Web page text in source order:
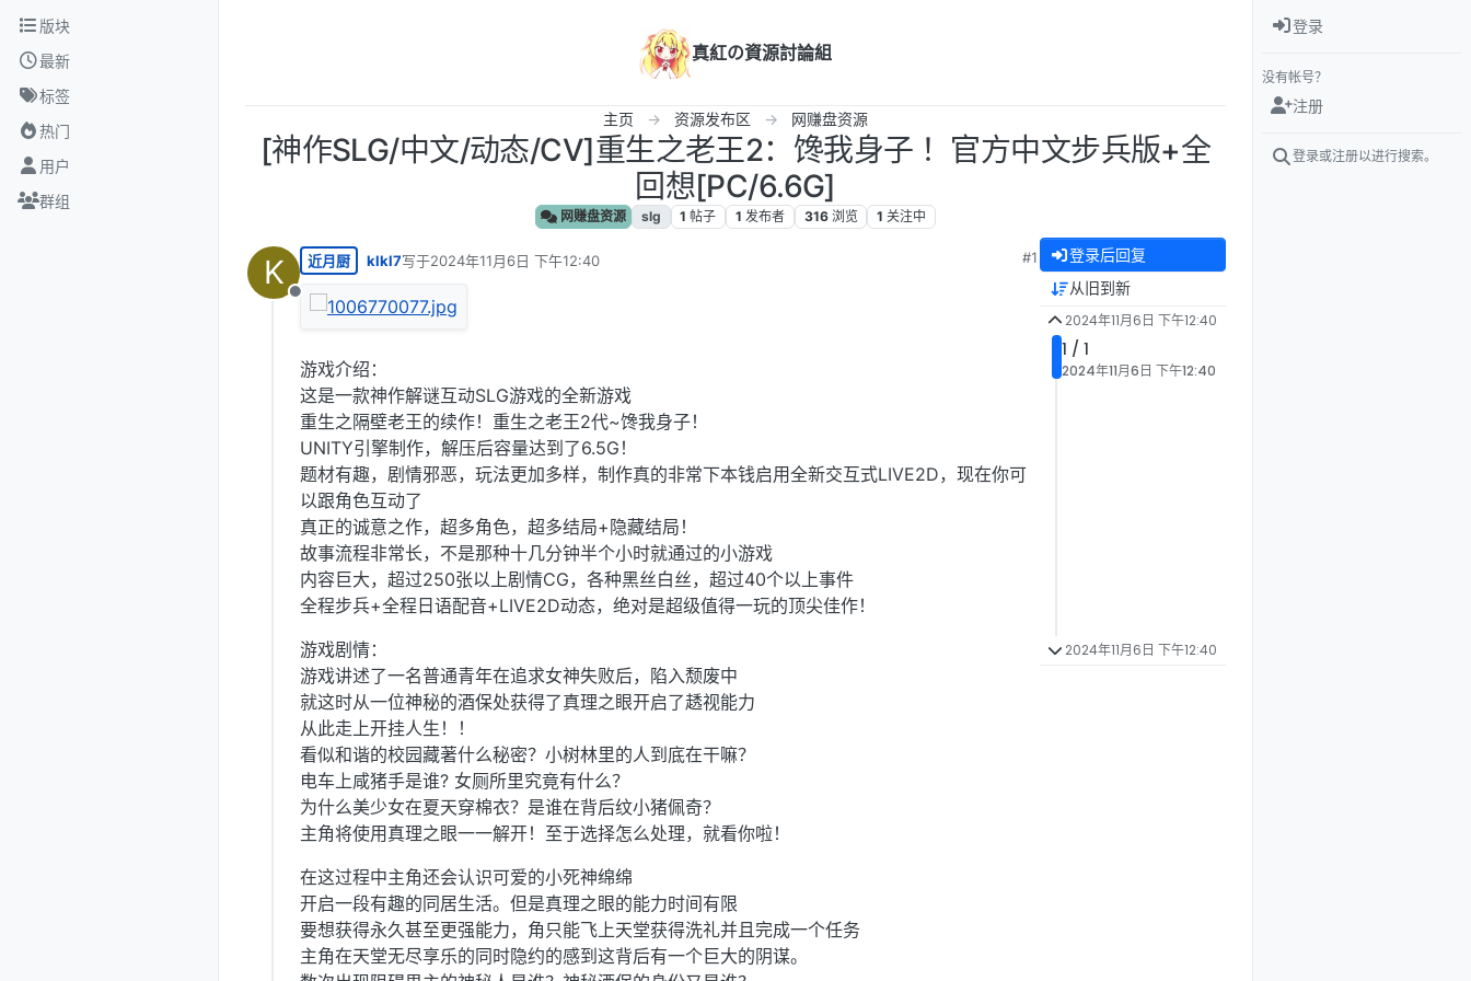
跳转至内容
版块
最新
标签
热门
用户
群组
真紅の資源討論組
主页 资源发布区 网赚盘资源
[神作SLG/中文/动态/CV]重生之老王2：馋我身子 ！官方中文步兵版+全
回想[PC/6.6G]
网赚盘资源 slg 1 帖子 1 发布者 316 浏览 1 关注中
K
离线
近月厨 klkl7写于2024年11月6日 下午12:40
最后由 编辑
#1
游戏介绍：
这是一款神作解谜互动SLG游戏的全新游戏
重生之隔壁老王的续作！重生之老王2代~馋我身子！
UNITY引擎制作，解压后容量达到了6.5G！
题材有趣，剧情邪恶，玩法更加多样，制作真的非常下本钱启用全新交互式LIVE2D，现在你可
以跟角色互动了
真正的诚意之作，超多角色，超多结局+隐藏结局！
故事流程非常长，不是那种十几分钟半个小时就通过的小游戏
内容巨大，超过250张以上剧情CG，各种黑丝白丝，超过40个以上事件
全程步兵+全程日语配音+LIVE2D动态，绝对是超级值得一玩的顶尖佳作！
游戏剧情：
游戏讲述了一名普通青年在追求女神失败后，陷入颓废中
就这时从一位神秘的酒保处获得了真理之眼开启了䞬视能力
从此走上开挂人生！！
看似和谐的校园藏著什么秘密？小树林里的人到底在干嘛？
电车上咸猪手是谁? 女厕所里究竟有什么？
为什么美少女在夏天穿棉衣？是谁在背后纹小猪佩奇？
主角将使用真理之眼一一解开！至于选择怎么处理，就看你啦！
在这过程中主角还会认识可爱的小死神绵绵
开启一段有趣的同居生活。但是真理之眼的能力时间有限
要想获得永久甚至更强能力，角只能飞上天堂获得洗礼并且完成一个任务
主角在天堂无尽享乐的同时隐约的感到这背后有一个巨大的阴谋。
登录后回复
从旧到新
2024年11月6日 下午12:40
1 / 1
2024年11月6日 下午12:40
2024年11月6日 下午12:40
登录
没有帐号？
注册
登录或注册以进行搜索。